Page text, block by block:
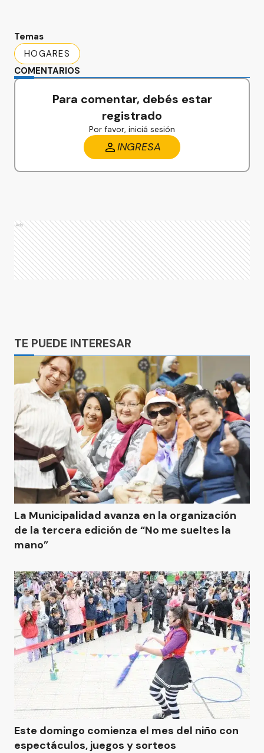
Temas
HOGARES
COMENTARIOS
Para comentar, debés estar
registrado
Por favor, iniciá sesión
INGRESA
Ads
TE PUEDE INTERESAR
La Municipalidad avanza en la organización
de la tercera edición de “No me sueltes la
mano”
Este domingo comienza el mes del niño con
espectáculos, juegos y sorteos